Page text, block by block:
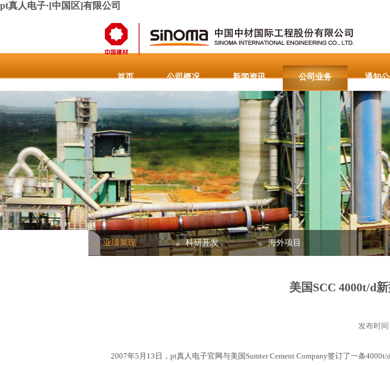
pt真人电子·[中国区]有限公司
首页 公司概况 新闻资讯 公司业务 通知
联系pt真人电子·[中国区]有限公司 重要通知公告
业绩展现 科研开发 海外项目
美国SCC 4000t/d
发布时间
2007年5月13日，pt真人电子官网与美国Sumter Cement Company签订了一条